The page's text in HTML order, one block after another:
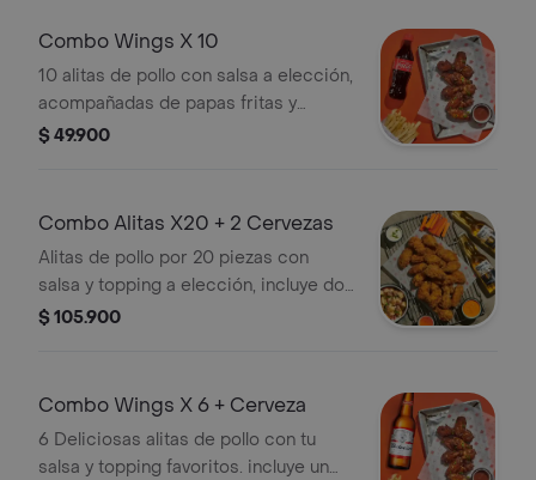
Combo Wings X 10
10 alitas de pollo con salsa a elección,
acompañadas de papas fritas y
bebida. Incluye topping opcional.
$ 49.900
Combo Alitas X20 + 2 Cervezas
Alitas de pollo por 20 piezas con
salsa y topping a elección, incluye dos
acompañamientos y dos cervezas a
$ 105.900
Combo Wings X 6 + Cerveza
6 Deliciosas alitas de pollo con tu
salsa y topping favoritos. incluye un